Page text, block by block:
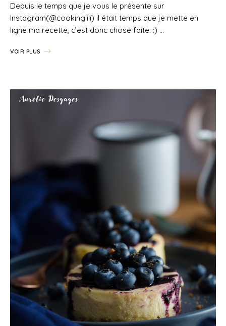
Depuis le temps que je vous le présente sur
Instagram(@cookinglili) il était temps que je mette en
ligne ma recette, c’est donc chose faite. :) …
VOIR PLUS